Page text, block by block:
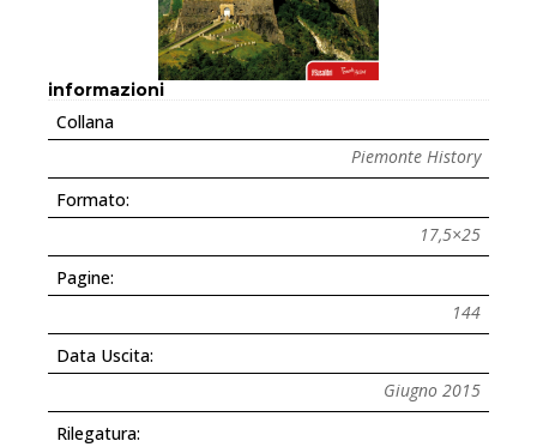
informazioni
Collana
Piemonte History
Formato:
17,5×25
Pagine:
144
Data Uscita:
Giugno 2015
Rilegatura: